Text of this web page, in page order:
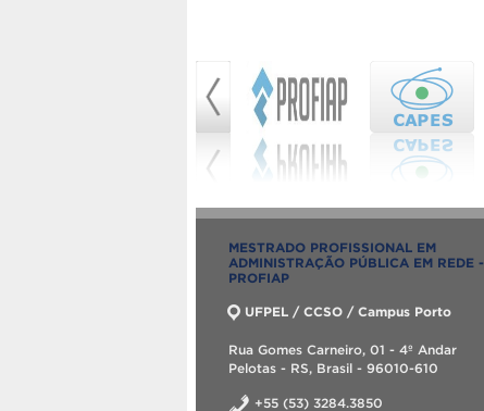
MESTRADO PROFISSIONAL EM
ADMINISTRAÇÃO PÚBLICA EM REDE -
PROFIAP
UFPEL / CCSO / Campus Porto
Rua Gomes Carneiro, 01 - 4º Andar
Pelotas - RS, Brasil - 96010-610
+55 (53) 3284.3850